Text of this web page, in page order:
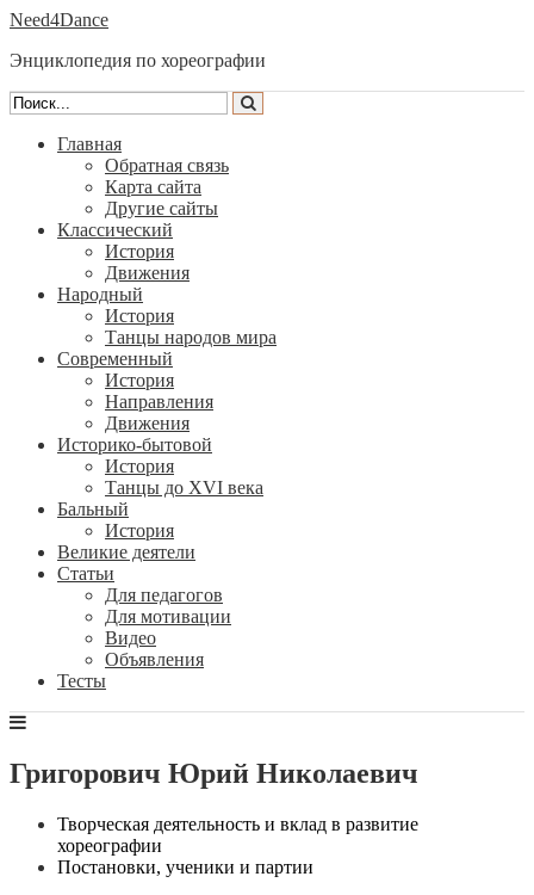
Need4Dance
Энциклопедия по хореографии
Главная
Обратная связь
Карта сайта
Другие сайты
Классический
История
Движения
Народный
История
Танцы народов мира
Современный
История
Направления
Движения
Историко-бытовой
История
Танцы до XVI века
Бальный
История
Великие деятели
Статьи
Для педагогов
Для мотивации
Видео
Объявления
Тесты
Григорович Юрий Николаевич
Творческая деятельность и вклад в развитие
хореографии
Постановки, ученики и партии